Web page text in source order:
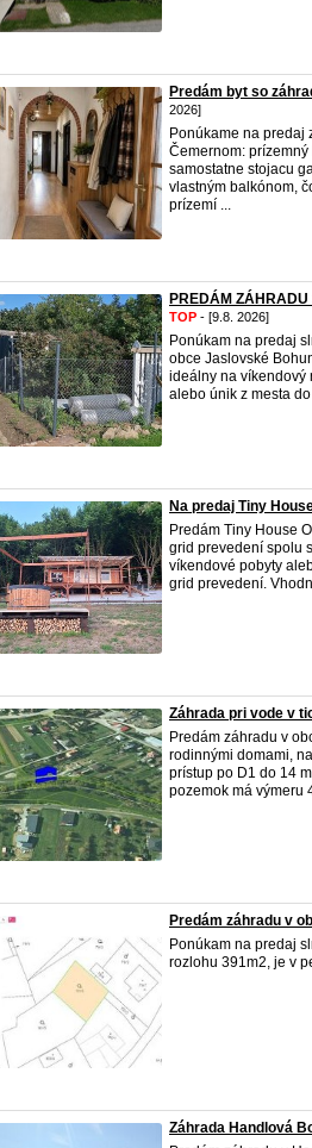
Predám byt so
2026]
Ponúkame na
Čemernom: prízemný
samostatne stojacu
vlastným balkónom,
prízemí ...
PREDÁM ZÁHRADU
TOP - [9.8. 2026]
Ponúkam na predaj
obce Jaslovské
ideálny na víkendový
alebo únik z mesta
Na predaj Tiny
Predám Tiny House
grid prevedení spolu
víkendové pobyty
grid prevedení.
Záhrada pri vode v
Predám záhradu v
rodinnými domami,
prístup po D1 do 14
pozemok má výmeru
Predám záhradu v
Ponúkam na predaj
rozlohu 391m2, je v
Záhrada Handlová